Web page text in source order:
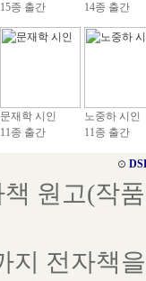
15종 출간
14종 출간
문재학 시인
11종 출간
노중하 시인
11종 출간
⊙
원고(작
지 전자책